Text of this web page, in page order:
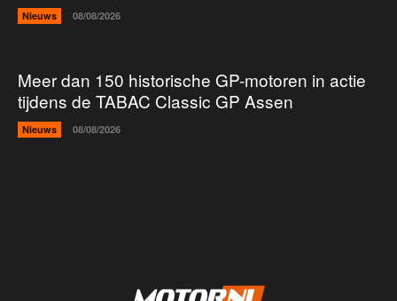
Nieuws 08/08/2026
Meer dan 150 historische GP-motoren in actie
tijdens de TABAC Classic GP Assen
Nieuws 08/08/2026